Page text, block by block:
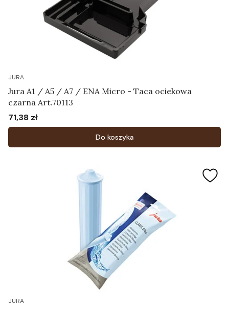
JURA
Jura A1 / A5 / A7 / ENA Micro - Taca ociekowa
czarna Art.70113
Cena
71,38 zł
Do koszyka
JURA